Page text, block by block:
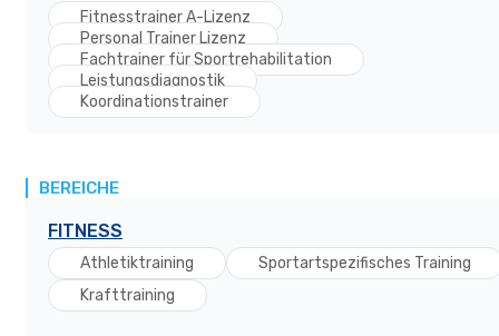
Fitnesstrainer A-Lizenz
Personal Trainer Lizenz
Fachtrainer für Sportrehabilitation
Leistungsdiagnostik
Koordinationstrainer
BEREICHE
FITNESS
Athletiktraining
Sportartspezifisches Training
Krafttraining